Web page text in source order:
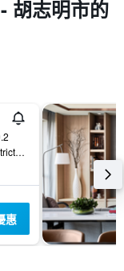
胡志明市的
127 Pasteur Street, District 3, 胡志明市, 越南
惠